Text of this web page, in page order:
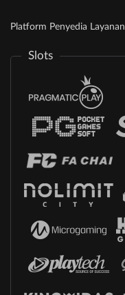
Platform Penyedia Layanan
Slots